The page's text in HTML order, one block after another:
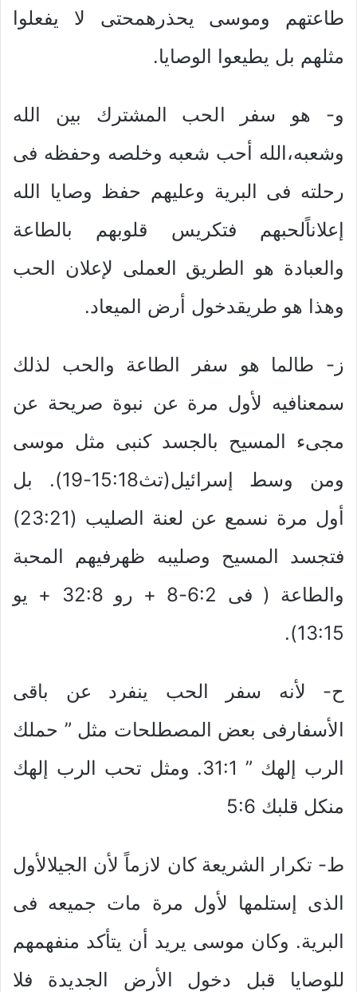
طاعتهم وموسى يحذرهمحتى لا يفعلوا
مثلهم بل يطيعوا الوصايا.
و- هو سفر الحب المشترك بين الله
وشعبه،الله أحب شعبه وخلصه وحفظه فى
رحلته فى البرية وعليهم حفظ وصايا الله
إعلاناًلحبهم فتكريس قلوبهم بالطاعة
والعبادة هو الطريق العملى لإعلان الحب
وهذا هو طريقدخول أرض الميعاد.
ز- طالما هو سفر الطاعة والحب لذلك
سمعنافيه لأول مرة عن نبوة صريحة عن
مجىء المسيح بالجسد كنبى مثل موسى
ومن وسط إسرائيل(تث15:18-19). بل
أول مرة نسمع عن لعنة الصليب (23:21)
فتجسد المسيح وصليبه ظهرفيهم المحبة
والطاعة ( فى 6:2-8 + رو 32:8 + يو
13:15).
ح- لأنه سفر الحب ينفرد عن باقى
الأسفارفى بعض المصطلحات مثل ” حملك
الرب إلهك ” 31:1. ومثل تحب الرب إلهك
منكل قلبك 5:6
ط- تكرار الشريعة كان لازماً لأن الجيلالأول
الذى إستلمها لأول مرة مات جميعه فى
البرية. وكان موسى يريد أن يتأكد منفهمهم
للوصايا قبل دخول الأرض الجديدة فلا